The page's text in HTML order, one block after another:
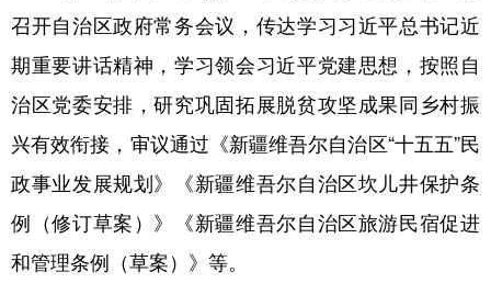
地方频道
北京 天津 河北 山西
浙江 安徽 福建 江西
山东 河南 湖北 湖南
广东 广西
召开自治区政府常务会议，传达学习习近平总书记近
期重要讲话精神，学习领会习近平党建思想，按照自
治区党委安排，研究巩固拓展脱贫攻坚成果同乡村振
兴有效衔接，审议通过《新疆维吾尔自治区“十五五”民
政事业发展规划》《新疆维吾尔自治区坎儿井保护条
例（修订草案）》《新疆维吾尔自治区旅游民宿促进
和管理条例（草案）》等。